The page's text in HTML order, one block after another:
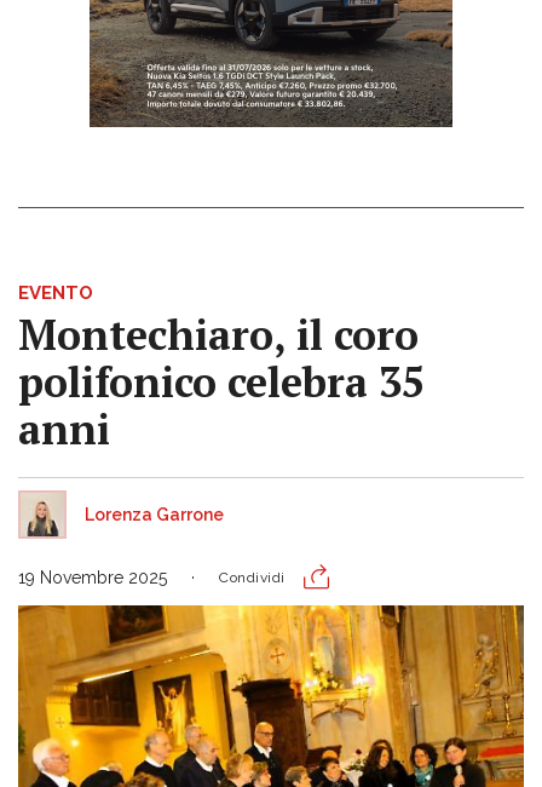
EVENTO
Montechiaro, il coro
polifonico celebra 35
anni
Lorenza Garrone
19 Novembre 2025 Condividi